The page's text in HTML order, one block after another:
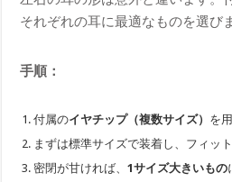
それぞれの耳に最適なものを選び
手順：
付属のイヤチップ（複数サイズ） を
まずは標準サイズで装着し、フィッ
密閉が甘ければ、1サイズ大きいもの